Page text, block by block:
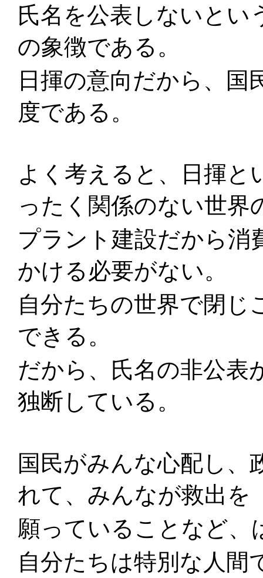
氏名を公表しないとい
の象徴である。
日揮の意向だから、
度である。
よく考えると、日揮と
ったく関係のない世界
プラント建設だから消
かける必要がない。
自分たちの世界で閉じ
できる。
だから、氏名の非公表
独断している。
国民がみんな心配し、
れて、みんなが救出を
願っていることなど、
自分たちは特別な人間